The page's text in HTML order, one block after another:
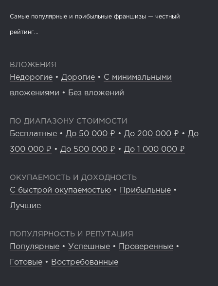
Самые популярные и прибыльные франшизы — честный
рейтинг...
ВЛОЖЕНИЯ
Недорогие • Дорогие • С минимальными
вложениями • Без вложений
ПО ДИАПАЗОНУ СТОИМОСТИ
Бесплатные • До 50 000 ₽ • До 200 000 ₽ • До
300 000 ₽ • До 500 000 ₽ • До 1 000 000 ₽
ОКУПАЕМОСТЬ И ДОХОДНОСТЬ
С быстрой окупаемостью • Прибыльные •
Лучшие
ПОПУЛЯРНОСТЬ И РЕПУТАЦИЯ
Популярные • Успешные • Проверенные •
Готовые • Востребованные